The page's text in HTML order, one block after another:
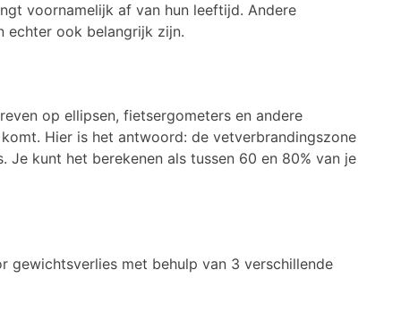
voornamelijk af van hun leeftijd. Andere
echter ook belangrijk zijn.
op ellipsen, fietsergometers en andere
Hier is het antwoord: de vetverbrandingszone
kunt het berekenen als tussen 60 en 80% van je
met behulp van 3 verschillende